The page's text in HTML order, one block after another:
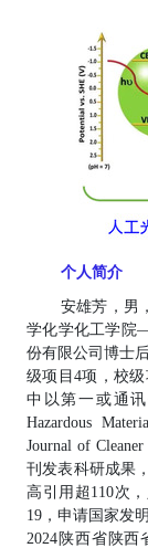
个人简介
安雄芳，男
学化学化工学院
份有限公司博士
级项目4项，校
中 以第一或通
Hazardous
Journal of
刊发表科研成果
高引用超 110次
19，申请国家发
2024 陕西省陕西